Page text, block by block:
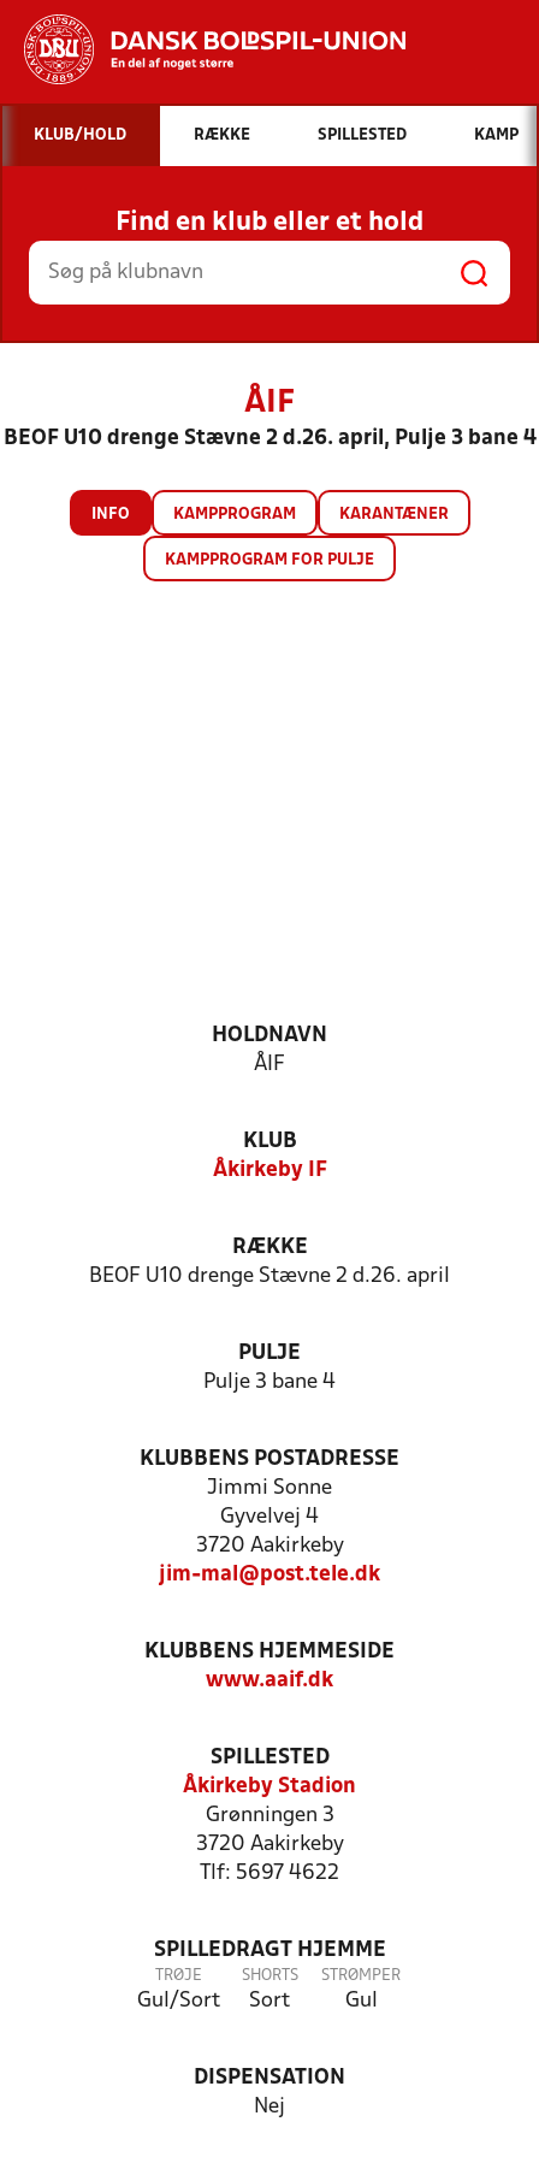
Hvad vil du søge efter?
INDHOLD OG NYHEDER
STILLINGER, RESULTATER, KLUBBER OG
HOLD
KLUB/HOLD RÆKKE SPILLESTED KAMP
Find en klub eller et hold
ÅIF
BEOF U10 drenge Stævne 2 d.26. april, Pulje 3 bane 4
INFO KAMPPROGRAM KARANTÆNER
KAMPPROGRAM FOR PULJE
HOLDNAVN
ÅIF
KLUB
Åkirkeby IF
RÆKKE
BEOF U10 drenge Stævne 2 d.26. april
PULJE
Pulje 3 bane 4
KLUBBENS POSTADRESSE
Jimmi Sonne
Gyvelvej 4
3720 Aakirkeby
jim-mal@post.tele.dk
KLUBBENS HJEMMESIDE
www.aaif.dk
SPILLESTED
Åkirkeby Stadion
Grønningen 3
3720 Aakirkeby
Tlf: 5697 4622
SPILLEDRAGT HJEMME
TRØJE
Gul/Sort
SHORTS
Sort
STRØMPER
Gul
DISPENSATION
Nej